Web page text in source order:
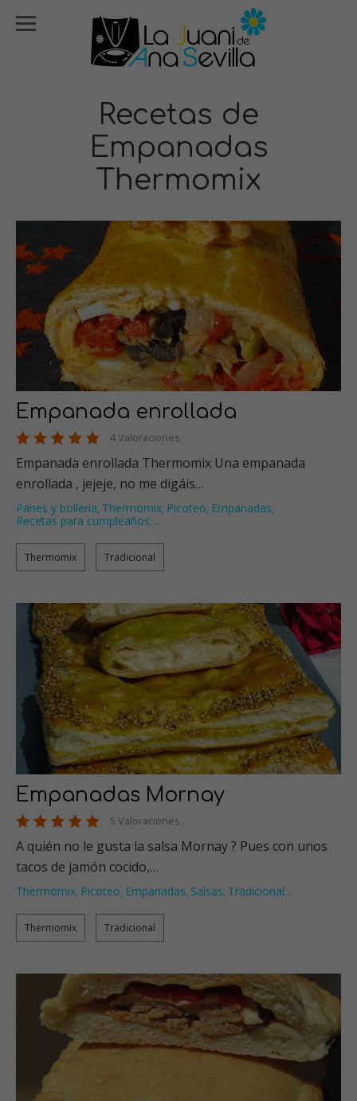
Recetas de
Empanadas
Thermomix
Empanada enrollada
4 Valoraciones
Empanada enrollada Thermomix Una empanada
enrollada , jejeje, no me digáis…
Panes y bolleria, Thermomix, Picoteo, Empanadas,
Recetas para cumpleaños…
Thermomix Tradicional
Empanadas Mornay
5 Valoraciones
A quién no le gusta la salsa Mornay ? Pues con unos
tacos de jamón cocido,…
Thermomix, Picoteo, Empanadas, Salsas, Tradicional…
Thermomix Tradicional